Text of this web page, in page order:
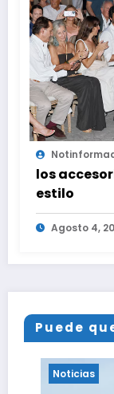
los
estilo
Agosto 4,
Puede
Noticias